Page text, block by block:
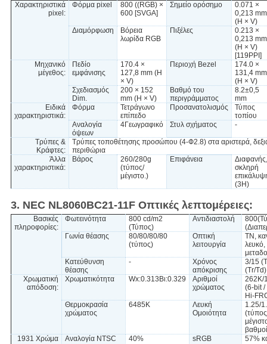
Χαρακτηριστικά
pixel:
Φόρμα pixel
800 ((RGB) ×
600 [SVGA]
Σημείο ορόσημο
0.071 ×
0,213 mm
(H × V)
Διαμόρφωση
Βόρεια
λωρίδα RGB
Πιξέλες
0.213 ×
0,213 mm
(H × V)
[119PPI]
Μηχανικό
μέγεθος:
Πεδίο
εμφάνισης
170.4 ×
127,8 mm (H
× V)
Περιοχή Bezel
174.0 ×
131,4 mm
(H × V)
Σχεδιασμός
Dim.
200 × 152
mm (H × V)
Βαθμό του
περιγράμματος
8.2±0,5
mm
Ειδικά
χαρακτηριστικά:
Φόρμα
Τετράγωνο
επίπεδο
Προσανατολισμός
Τύπος
τοπίου
Αναλογία
όψεων
4Γεωγραφικό Στυλ σχήματος -
Τρύπες &
Κράφτες:
Τρύπες τοποθέτησης προσώπου (4-Ф2.8) στα αριστερά,
περιθώρια
Άλλα
χαρακτηριστικά:
Βάρος
260/280g
(τύπος/
μέγιστο.)
Επιφάνεια
Διαφανής,
σκληρή
(3H)
3. NEC NL8060BC21-11F Οπτικές λεπτομέρειες:
Βασικές
πληροφορίες:
Φωτεινότητα
800 cd/m2
(Τύπος)
Αντιδιαστολή
Γωνία θέασης
80/80/80/80
(τύπος)
Οπτική
λειτουργία
TN,
λευκό,
Κατεύθυνση
θέασης
-
Χρόνος
απόκρισης
3/15
(Tr/
Χρωματική
απόδοση:
Χρωματικότητα Wx:0.313Βι:0.329
Αριθμοί
χρώματος
262K/
(6-bit /
Hi-
Θερμοκρασία
χρώματος
6485K
Λευκή
Ομοιότητα
1.25/
1931 Χρώμα
Αναλογία NTSC 40% sRGB 57%